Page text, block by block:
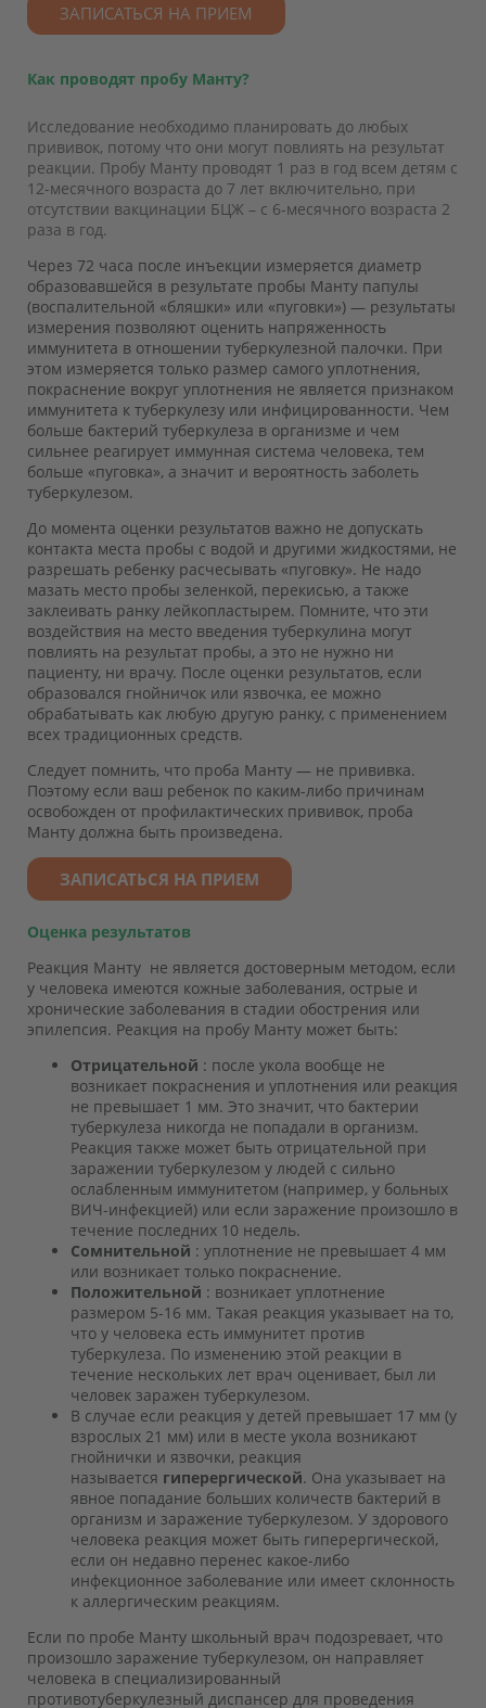
ЗАПИСАТЬСЯ НА ПРИЕМ
Как проводят пробу Манту?
Исследование необходимо планировать до любых
прививок, потому что они могут повлиять на результат
реакции. Пробу Манту проводят 1 раз в год всем детям с
12-месячного возраста до 7 лет включительно, при
отсутствии вакцинации БЦЖ – с 6-месячного возраста 2
раза в год.
Через 72 часа после инъекции измеряется диаметр
образовавшейся в результате пробы Манту папулы
(воспалительной «бляшки» или «пуговки») — результаты
измерения позволяют оценить напряженность
иммунитета в отношении туберкулезной палочки. При
этом измеряется только размер самого уплотнения,
покраснение вокруг уплотнения не является признаком
иммунитета к туберкулезу или инфицированности. Чем
больше бактерий туберкулеза в организме и чем
сильнее реагирует иммунная система человека, тем
больше «пуговка», а значит и вероятность заболеть
туберкулезом.
До момента оценки результатов важно не допускать
контакта места пробы с водой и другими жидкостями, не
разрешать ребенку расчесывать «пуговку». Не надо
мазать место пробы зеленкой, перекисью, а также
заклеивать ранку лейкопластырем. Помните, что эти
воздействия на место введения туберкулина могут
повлиять на результат пробы, а это не нужно ни
пациенту, ни врачу. После оценки результатов, если
образовался гнойничок или язвочка, ее можно
обрабатывать как любую другую ранку, с применением
всех традиционных средств.
Следует помнить, что проба Манту — не прививка.
Поэтому если ваш ребенок по каким-либо причинам
освобожден от профилактических прививок, проба
Манту должна быть произведена.
ЗАПИСАТЬСЯ НА ПРИЕМ
Оценка результатов
Реакция Манту не является достоверным методом, если
у человека имеются кожные заболевания, острые и
хронические заболевания в стадии обострения или
эпилепсия. Реакция на пробу Манту может быть:
Отрицательной : после укола вообще не
возникает покраснения и уплотнения или реакция
не превышает 1 мм. Это значит, что бактерии
туберкулеза никогда не попадали в организм.
Реакция также может быть отрицательной при
заражении туберкулезом у людей с сильно
ослабленным иммунитетом (например, у больных
ВИЧ-инфекцией) или если заражение произошло в
течение последних 10 недель.
Сомнительной : уплотнение не превышает 4 мм
или возникает только покраснение.
Положительной : возникает уплотнение
размером 5-16 мм. Такая реакция указывает на то,
что у человека есть иммунитет против
туберкулеза. По изменению этой реакции в
течение нескольких лет врач оценивает, был ли
человек заражен туберкулезом.
В случае если реакция у детей превышает 17 мм (у
взрослых 21 мм) или в месте укола возникают
гнойнички и язвочки, реакция
называется гиперергической. Она указывает на
явное попадание больших количеств бактерий в
организм и заражение туберкулезом. У здорового
человека реакция может быть гиперергической,
если он недавно перенес какое-либо
инфекционное заболевание или имеет склонность
к аллергическим реакциям.
Если по пробе Манту школьный врач подозревает, что
произошло заражение туберкулезом, он направляет
человека в специализированный
противотуберкулезный диспансер для проведения